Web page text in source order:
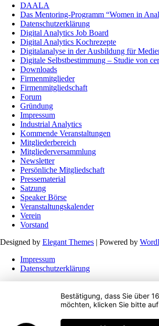
DAALA
Das Mentoring-Programm “Women in
Datenschutzerklärung
Digital Analytics Job Board
Digital Analytics Kochrezepte
Digitalanalyse in der Ausbildung für
Digitale Selbstbestimmung – Studie von
Downloads
Firmenmitglieder
Firmenmitgliedschaft
Forum
Gründung
Impressum
Industrial Analytics
Kommende Veranstaltungen
Mitgliederbereich
Mitgliederversammlung
Newsletter
Persönliche Mitgliedschaft
Pressematerial
Satzung
Speaker Börse
Veranstaltungskalender
Verein
Vorstand
Designed by Elegant Themes | Powered by
Impressum
Datenschutzerklärung
Bestätigung, dass Sie über
möchten, klicken Sie bitte